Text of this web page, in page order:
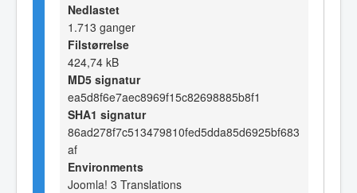
Nedlastet
1.713 ganger
Filstørrelse
424,74 kB
MD5 signatur
ea5d8f6e7aec8969f15c82698885b8f1
SHA1 signatur
86ad278f7c513479810fed5dda85d6925bf683
af
Environments
Joomla! 3 Translations